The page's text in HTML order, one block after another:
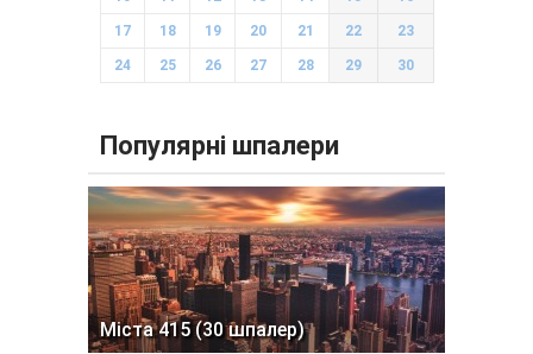
17 18 19 20 21 22 23
24 25 26 27 28 29 30
Популярні шпалери
Міста 415 (30 шпалер)